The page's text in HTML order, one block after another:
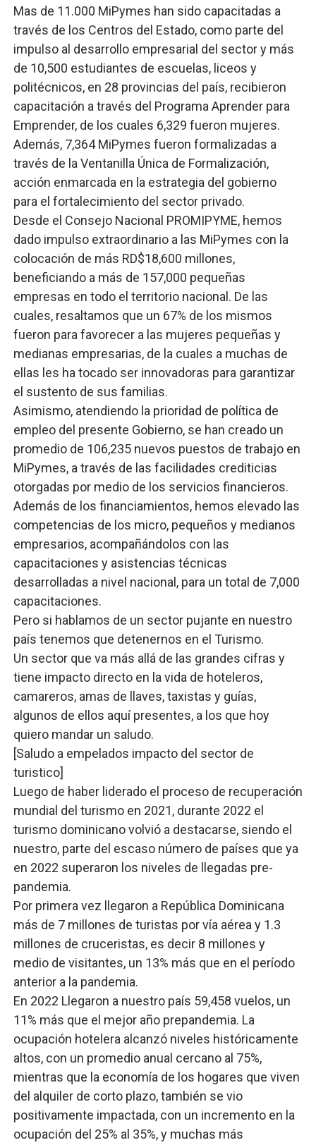
Mas de 11.000 MiPymes han sido capacitadas a
través de los Centros del Estado, como parte del
impulso al desarrollo empresarial del sector y más
de 10,500 estudiantes de escuelas, liceos y
politécnicos, en 28 provincias del país, recibieron
capacitación a través del Programa Aprender para
Emprender, de los cuales 6,329 fueron mujeres.
Además, 7,364 MiPymes fueron formalizadas a
través de la Ventanilla Única de Formalización,
acción enmarcada en la estrategia del gobierno
para el fortalecimiento del sector privado.
Desde el Consejo Nacional PROMIPYME, hemos
dado impulso extraordinario a las MiPymes con la
colocación de más RD$18,600 millones,
beneficiando a más de 157,000 pequeñas
empresas en todo el territorio nacional. De las
cuales, resaltamos que un 67% de los mismos
fueron para favorecer a las mujeres pequeñas y
medianas empresarias, de la cuales a muchas de
ellas les ha tocado ser innovadoras para garantizar
el sustento de sus familias.
Asimismo, atendiendo la prioridad de política de
empleo del presente Gobierno, se han creado un
promedio de 106,235 nuevos puestos de trabajo en
MiPymes, a través de las facilidades crediticias
otorgadas por medio de los servicios financieros.
Además de los financiamientos, hemos elevado las
competencias de los micro, pequeños y medianos
empresarios, acompañándolos con las
capacitaciones y asistencias técnicas
desarrolladas a nivel nacional, para un total de 7,000
capacitaciones.
Pero si hablamos de un sector pujante en nuestro
país tenemos que detenernos en el Turismo.
Un sector que va más allá de las grandes cifras y
tiene impacto directo en la vida de hoteleros,
camareros, amas de llaves, taxistas y guías,
algunos de ellos aquí presentes, a los que hoy
quiero mandar un saludo.
[Saludo a empelados impacto del sector de
turistico]
Luego de haber liderado el proceso de recuperación
mundial del turismo en 2021, durante 2022 el
turismo dominicano volvió a destacarse, siendo el
nuestro, parte del escaso número de países que ya
en 2022 superaron los niveles de llegadas pre-
pandemia.
Por primera vez llegaron a República Dominicana
más de 7 millones de turistas por vía aérea y 1.3
millones de cruceristas, es decir 8 millones y
medio de visitantes, un 13% más que en el período
anterior a la pandemia.
En 2022 Llegaron a nuestro país 59,458 vuelos, un
11% más que el mejor año prepandemia. La
ocupación hotelera alcanzó niveles históricamente
altos, con un promedio anual cercano al 75%,
mientras que la economía de los hogares que viven
del alquiler de corto plazo, también se vio
positivamente impactada, con un incremento en la
ocupación del 25% al 35%, y muchas más